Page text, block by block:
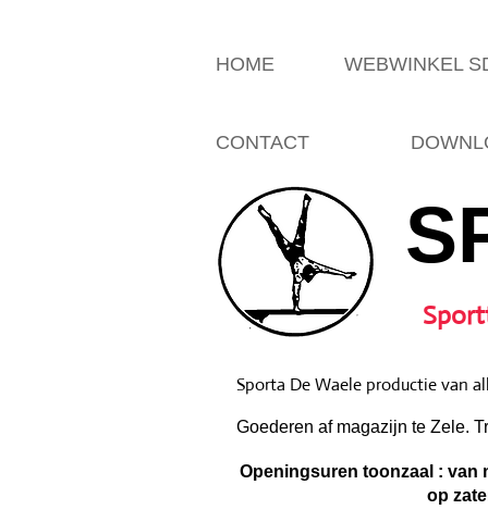
HOME WEBWINKEL
CONTACT
Goederen af magazijn te Zele.
Sporta De Waele productie van
Openingsuren toonzaal : van
op zaterdag van